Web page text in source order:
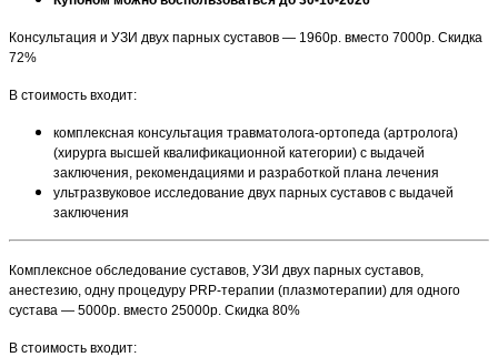
Консультация и УЗИ двух парных суставов — 1960р. вместо 7000р. Скидка
72%
В стоимость входит:
комплексная консультация травматолога-ортопеда (артролога)
(хирурга высшей квалификационной категории) с выдачей
заключения, рекомендациями и разработкой плана лечения
ультразвуковое исследование двух парных суставов с выдачей
заключения
Комплексное обследование суставов, УЗИ двух парных суставов,
анестезию, одну процедуру PRP-терапии (плазмотерапии) для одного
сустава — 5000р. вместо 25000р. Скидка 80%
В стоимость входит: